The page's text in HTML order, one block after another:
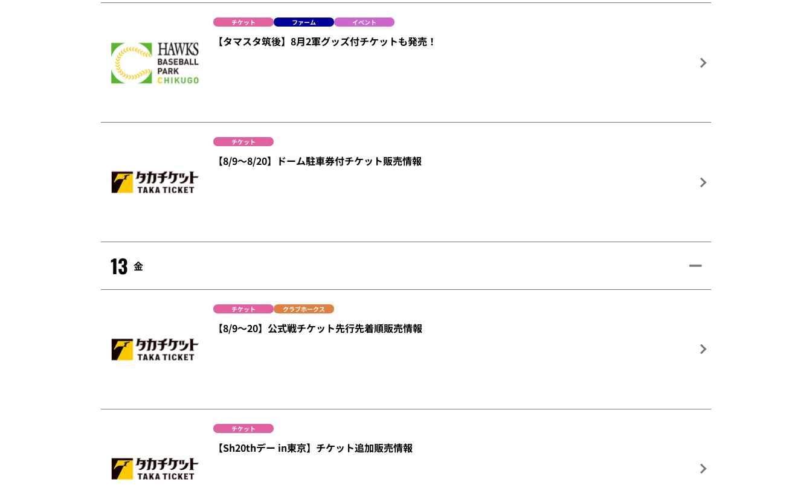
チケット ファーム イベント
【タマスタ筑後】8月2軍グッズ付チケットも発売！
チケット
【8/9～8/20】ドーム駐車券付チケット販売情報
13 金
チケット クラブホークス
【8/9～20】公式戦チケット先行先着順販売情報
チケット
【Sh20thデー in東京】チケット追加販売情報